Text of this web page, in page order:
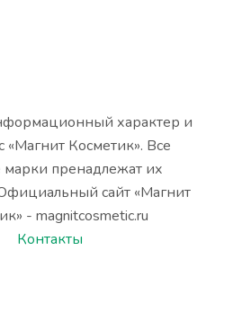
характер и
«Магнит Косметик». Все
марки пренадлежат их
сайт «Магнит
- magnitcosmetic.ru
Контакты